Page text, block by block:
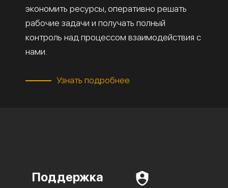
экономить ресурсы, оперативно решать
рабочие задачи и получать полный
контроль над процессом взаимодействия с
нами.
Узнать подробнее
Поддержка